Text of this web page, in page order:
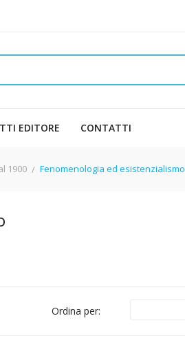
EDITORE CONTATTI
1900 Fenomenologia ed esistenzialismo
Ordina per: